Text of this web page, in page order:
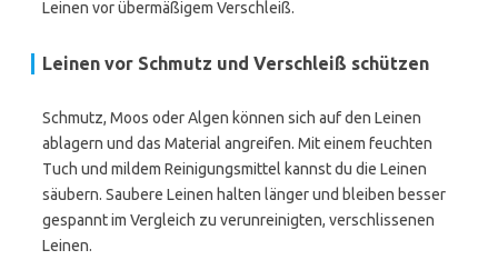
Leinen vor übermäßigem Verschleiß.
Leinen vor Schmutz und Verschleiß schützen
Schmutz, Moos oder Algen können sich auf den Leinen
ablagern und das Material angreifen. Mit einem feuchten
Tuch und mildem Reinigungsmittel kannst du die Leinen
säubern. Saubere Leinen halten länger und bleiben besser
gespannt im Vergleich zu verunreinigten, verschlissenen
Leinen.